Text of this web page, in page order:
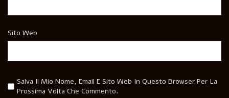
Sito Web
Salva Il Mio Nome, Email E Sito Web In Questo Browser Per La
Prossima Volta Che Commento.